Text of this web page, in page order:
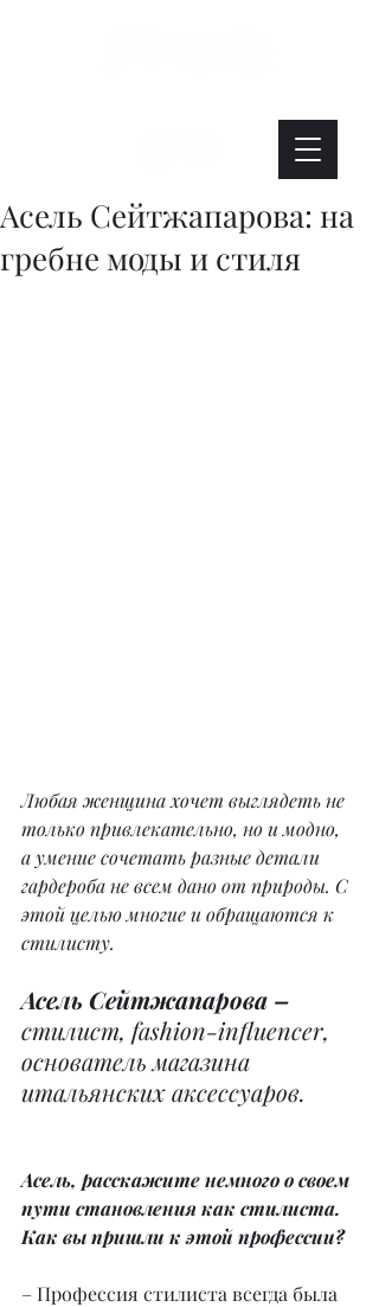
Асель Сейтжапарова: на
гребне моды и стиля
Любая женщина хочет выглядеть не
только привлекательно, но и модно,
а умение сочетать разные детали
гардероба не всем дано от природы. С
этой целью многие и обращаются к
стилисту.
Асель Сейтжапарова –
стилист, fashion-influencer,
основатель магазина
итальянских аксессуаров.
Асель, расскажите немного о своем
пути становления как стилиста.
Как вы пришли к этой профессии?
– Профессия стилиста всегда была